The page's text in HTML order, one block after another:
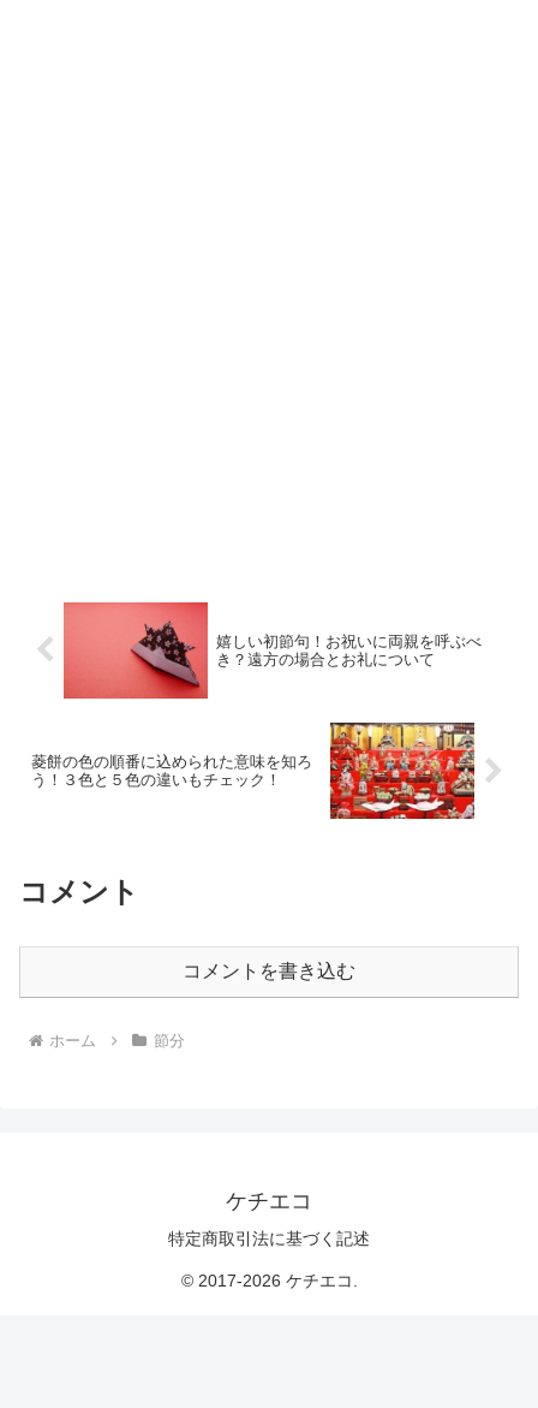
嬉しい初節句！お祝いに両親を呼ぶべ
き？遠方の場合とお礼について
菱餅の色の順番に込められた意味を知ろ
う！３色と５色の違いもチェック！
コメント
コメントを書き込む
ホーム 節分
ケチエコ
特定商取引法に基づく記述
© 2017-2026 ケチエコ.